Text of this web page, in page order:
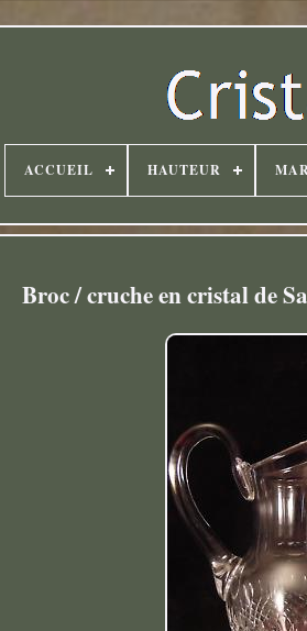
ACCUEIL HAUTEUR
Broc / cruche en cristal de